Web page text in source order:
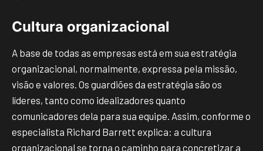
Cultura organizacional
A base de todas as empresas está em sua estratégia
organizacional, normalmente, expressa pela missão,
visão e valores. Os guardiões da estratégia são os
líderes, tanto como idealizadores quanto
comunicadores dela para sua equipe. Assim, conforme o
especialista Richard Barrett explica: a cultura
organizacional se torna o caminho para concretizar a